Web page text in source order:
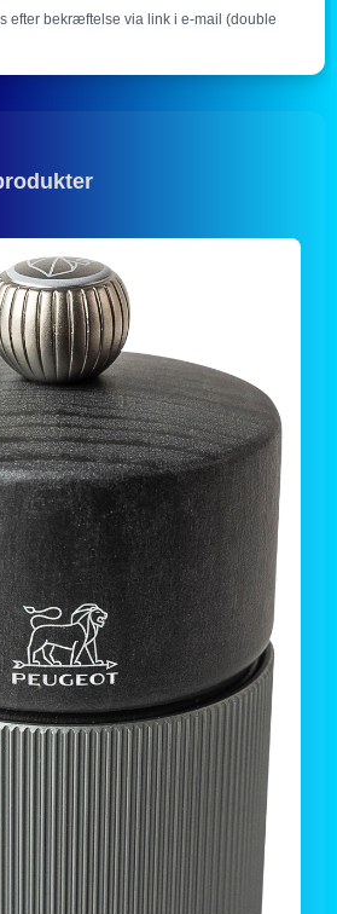
efter bekræftelse via link i e-mail (double